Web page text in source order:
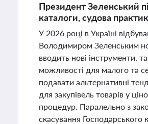
Президент Зеленський
каталоги, судова
У 2026 році в Україні
Володимиром Зеленським
вводить нові інструменти,
можливості для малого та
подавати альтернативні
для закупівель товарів у
процедур. Паралельно з
скасування